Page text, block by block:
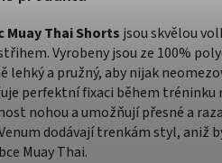
Muay Thai Shorts jsou skvělou
Vyrobeny jsou ze 100%
lehký a pružný, aby nijak
perfektní fixaci během tréninku
nohou a umožňují přesné a
dodávají trenkám styl, aniž
Muay Thai.